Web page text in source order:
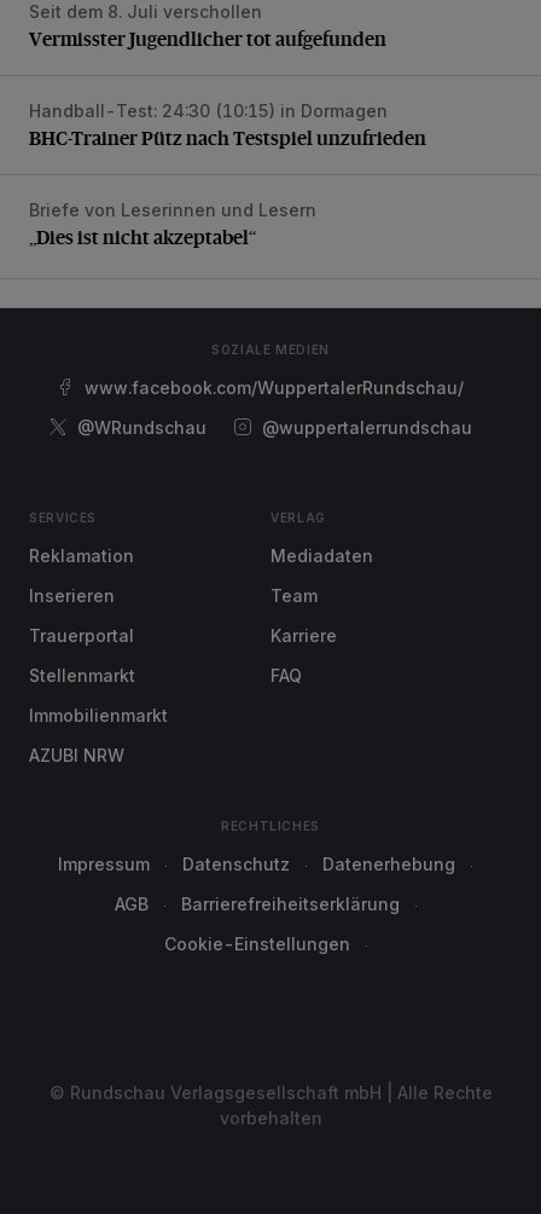
Vermisster Jugendlicher tot aufgefunden
Seit dem 8. Juli verschollen
Vermisster Jugendlicher tot aufgefunden
BHC-Trainer Pütz nach Testspiel unzufrieden
Handball-Test: 24:30 (10:15) in Dormagen
BHC-Trainer Pütz nach Testspiel unzufrieden
„Dies ist nicht akzeptabel“
Briefe von Leserinnen und Lesern
„Dies ist nicht akzeptabel“
SOZIALE MEDIEN
www.facebook.com/WuppertalerRundschau/
@WRundschau
@wuppertalerrundschau
SERVICES
Reklamation
Inserieren
Trauerportal
Stellenmarkt
Immobilienmarkt
AZUBI NRW
VERLAG
Mediadaten
Team
Karriere
FAQ
RECHTLICHES
Impressum Datenschutz
Datenerhebung
AGB
Barrierefreiheitserklärung
Cookie-Einstellungen
© Rundschau Verlagsgesellschaft mbH | Alle Rechte
vorbehalten